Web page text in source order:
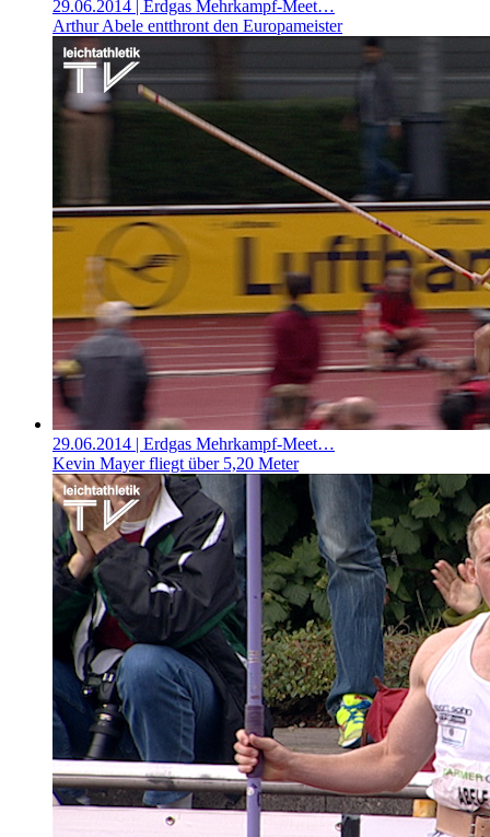
29.06.2014
| Erdgas Mehrkampf-Meet…
Arthur Abele entthront den Europameister
29.06.2014 | Erdgas Mehrkampf-Meet…
Kevin Mayer fliegt über 5,20 Meter